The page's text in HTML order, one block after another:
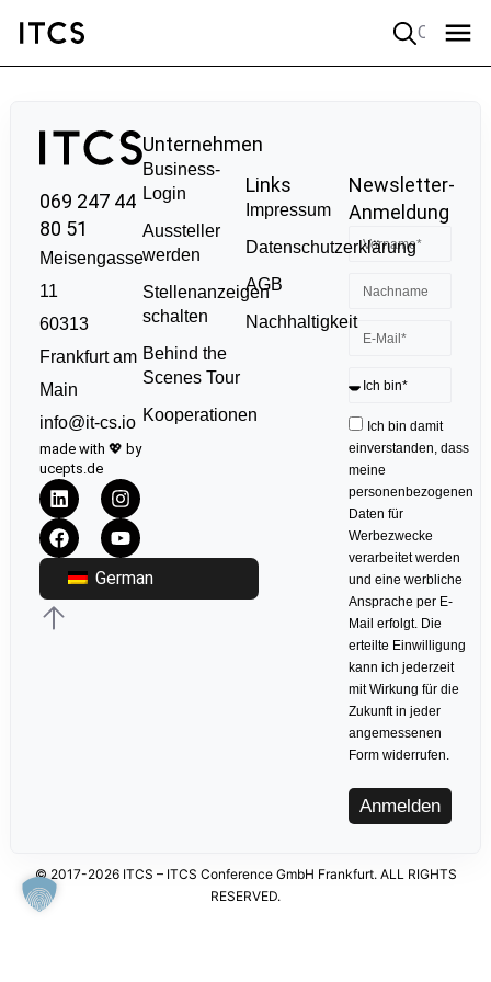
069 247 44
80 51
Meisengasse
11
60313
Frankfurt am
Main
info@it-cs.io
made with 💖 by
ucepts.de
German
Unternehmen
Business-
Login
Aussteller
werden
Stellenanzeigen
schalten
Behind the
Scenes Tour
Kooperationen
Links
Impressum
Datenschutzerklärung
AGB
Nachhaltigkeit
Newsletter-
Anmeldung
Ich bin damit
einverstanden, dass
meine
personenbezogenen
Daten für
Werbezwecke
verarbeitet werden
und eine werbliche
Ansprache per E-
Mail erfolgt. Die
erteilte Einwilligung
kann ich jederzeit
mit Wirkung für die
Zukunft in jeder
angemessenen
Form widerrufen.
Anmelden
© 2017-2026 ITCS – ITCS Conference GmbH Frankfurt. ALL RIGHTS
RESERVED.